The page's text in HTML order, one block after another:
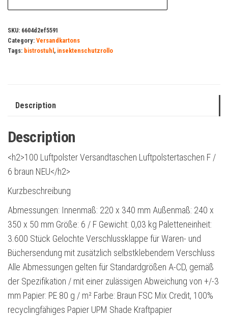
SKU: 6604d2ef5591
Category: Versandkartons
Tags: bistrostuhl , insektenschutzrollo
Description
Description
<h2>100 Luftpolster Versandtaschen Luftpolstertaschen F /
6 braun NEU</h2>
Kurzbeschreibung
Abmessungen: Innenmaß: 220 x 340 mm Außenmaß: 240 x
350 x 50 mm Größe: 6 / F Gewicht: 0,03 kg Paletteneinheit:
3.600 Stück Gelochte Verschlussklappe für Waren- und
Büchersendung mit zusätzlich selbstklebendem Verschluss
Alle Abmessungen gelten für Standardgrößen A-CD, gemäß
der Spezifikation / mit einer zulässigen Abweichung von +/-3
mm Papier: PE 80 g / m² Farbe: Braun FSC Mix Credit, 100%
recyclingfähiges Papier UPM Shade Kraftpapier